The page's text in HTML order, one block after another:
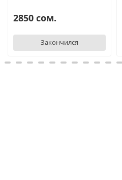
2850 сом.
Закончился